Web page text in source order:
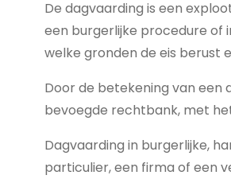
De dagvaarding is een
een burgerlijke procedure of
welke gronden de eis berust
Door de betekening van een
bevoegde rechtbank, met
Dagvaarding in burgerlijke,
particulier, een firma of een